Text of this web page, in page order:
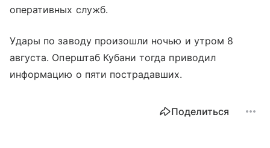
оперативных служб.
Удары по заводу произошли ночью и утром 8
августа. Оперштаб Кубани тогда приводил
информацию о пяти пострадавших.
Поделиться